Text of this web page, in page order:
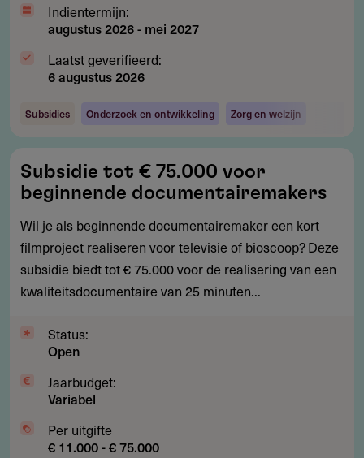
Indientermijn:
augustus 2026- mei 2027
Laatst geverifieerd:
6 augustus 2026
Subsidies Onderzoek en ontwikkeling Zorg en welzijn
tot
€
75.000
voor
beginnende
documentairemakers
Subsidie tot € 75.000 voor
beginnende documentairemakers
Wil je als beginnende documentairemaker een kort
filmproject realiseren voor televisie of bioscoop? Deze
subsidie biedt tot € 75.000 voor de realisering van een
kwaliteitsdocumentaire van 25 minuten...
Status:
Open
Jaarbudget:
Variabel
Per uitgifte
€ 11.000 - € 75.000